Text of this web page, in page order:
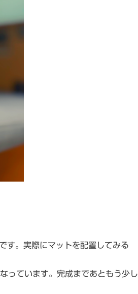
す。実際にマットを配置してみる
っています。完成まであともう少し